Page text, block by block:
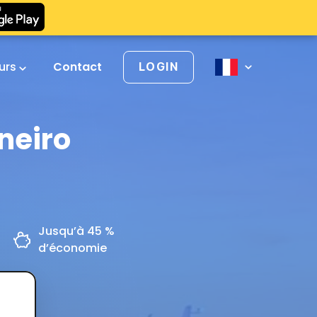
Contact LOGIN
Jusqu’à 45 %
d’économie